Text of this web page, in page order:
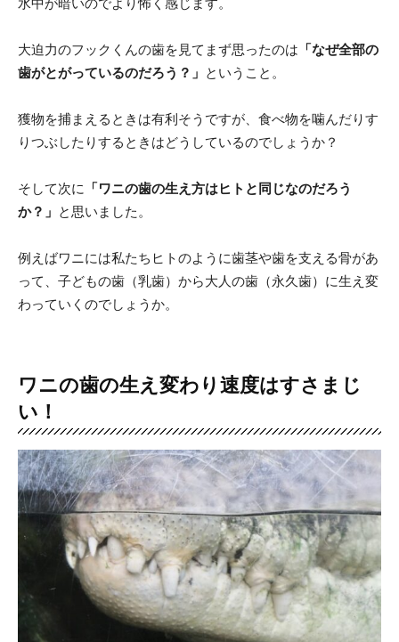
大迫力のフックくんの歯を見てまず思ったのは 「なぜ全部の
歯がとがっているのだろう？」 ということ。
獲物を捕まえるときは有利そうですが、食べ物を噛んだりす
りつぶしたりするときはどうしているのでしょうか？
そして次に 「ワニの歯の生え方はヒトと同じなのだろう
か？」 と思いました。
例えばワニには私たちヒトのように歯茎や歯を支える骨があ
って、子どもの歯（乳歯）から大人の歯（永久歯）に生え変
わっていくのでしょうか。
ワニの歯の生え変わり速度はすさまじ
い！